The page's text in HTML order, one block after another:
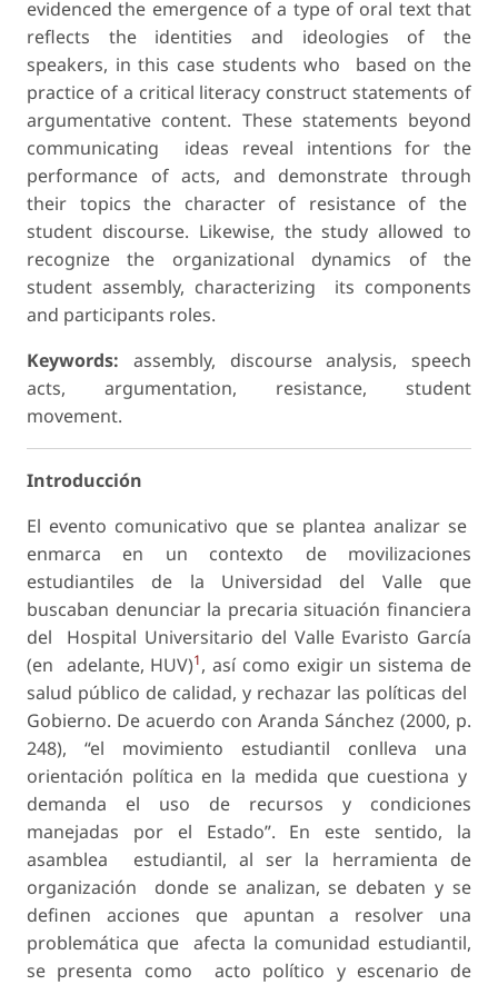
evidenced the emergence of a type of oral text that
reflects the identities and ideologies of the
speakers, in this case students who based on the
practice of a critical literacy construct statements of
argumentative content. These statements beyond
communicating ideas reveal intentions for the
performance of acts, and demonstrate through
their topics the character of resistance of the
student discourse. Likewise, the study allowed to
recognize the organizational dynamics of the
student assembly, characterizing its components
and participants roles.
Keywords: assembly, discourse analysis, speech
acts, argumentation, resistance, student
movement.
Introducción
El evento comunicativo que se plantea analizar se
enmarca en un contexto de movilizaciones
estudiantiles de la Universidad del Valle que
buscaban denunciar la precaria situación financiera
del Hospital Universitario del Valle Evaristo García
(en adelante, HUV)1, así como exigir un sistema de
salud público de calidad, y rechazar las políticas del
Gobierno. De acuerdo con Aranda Sánchez (2000, p.
248), “el movimiento estudiantil conlleva una
orientación política en la medida que cuestiona y
demanda el uso de recursos y condiciones
manejadas por el Estado”. En este sentido, la
asamblea estudiantil, al ser la herramienta de
organización donde se analizan, se debaten y se
definen acciones que apuntan a resolver una
problemática que afecta la comunidad estudiantil,
se presenta como acto político y escenario de